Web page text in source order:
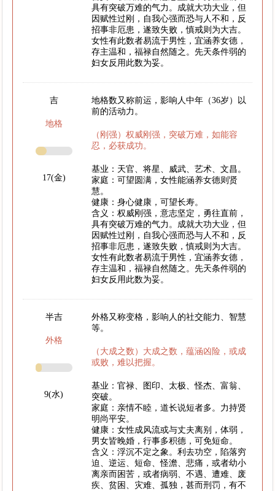
具有突破万难的气力。成就大功大业，但
因赋性过刚，自我心强而恐与人不和，反
招事非厄患，遂致失败，慎戒则为大吉。
女性有此数者易流于男性，宜涵养女德，
存主温和，福禄自然随之。先天条件弱的
妇女反用此数为妥。
吉
地格
17(金)
地格数又称前运，影响人中年（36岁）以
前的活动力。
（刚强）权威刚强，突破万难，如能容
忍，必获成功。
基业：天官、将星、威武、艺术、文昌。
家庭：可望圆满，女性能涵养女德则贤
慧。
健康：身心健康，可望长寿。
含义：权威刚强，意志坚定，勇往直前，
具有突破万难的气力。成就大功大业，但
因赋性过刚，自我心强而恐与人不和，反
招事非厄患，遂致失败，慎戒则为大吉。
女性有此数者易流于男性，宜涵养女德，
存主温和，福禄自然随之。先天条件弱的
妇女反用此数为妥。
半吉
外格
9(水)
外格又称变格，影响人的社交能力、智慧
等。
（大成之数）大成之数，蕴涵凶险，或成
或败，难以把握。
基业：官禄、图印、太极、怪杰、富翁、
突破。
家庭：亲情不睦，道长说短者多。力持贤
明尚平安。
健康：女性成风流或与丈夫离别，体弱，
男女皆晚婚，行事多积德，可免短命。
含义：浮沉不定之象。利去功空，陷落穷
迫、逆运、短命、怪澹、悲痛，或者幼小
离亲而困苦，或者病弱、不遇、遭难、废
疾、贫困、灾难、孤独，甚而刑罚，有不